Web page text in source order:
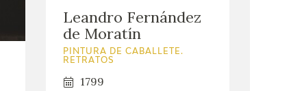
Leandro Fernández
de Moratín
PINTURA DE CABALLETE.
RETRATOS
1799